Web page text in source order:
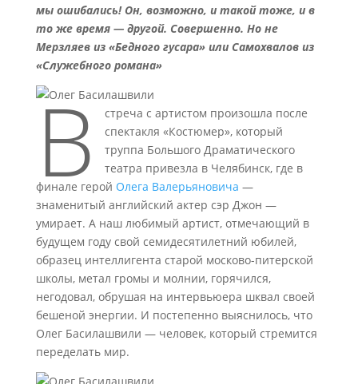
мы ошибались! Он, возможно, и такой тоже, и в
то же время — другой. Совершенно. Но не
Мерзляев из «Бедного гусара» или Самохвалов из
«Служебного романа»
В
стреча с артистом произошла после
спектакля «Костюмер», который
труппа Большого Драматического
театра привезла в Челябинск, где в
финале герой Олега Валерьяновича —
знаменитый английский актер сэр Джон —
умирает. А наш любимый артист, отмечающий в
будущем году свой семидесятилетний юбилей,
образец интеллигента старой москово-питерской
школы, метал громы и молнии, горячился,
негодовал, обрушая на интервьюера шквал своей
бешеной энергии. И постепенно выяснилось, что
Олег Басилашвили — человек, который стремится
переделать мир.